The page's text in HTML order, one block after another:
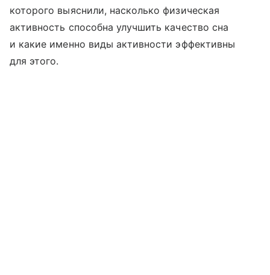
которого выяснили, насколько физическая
активность способна улучшить качество сна
и какие именно виды активности эффективны
для этого.